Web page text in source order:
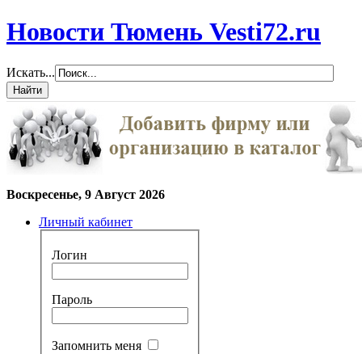
Новости Тюмень Vesti72.ru
Искать...
Воскресенье, 9 Август 2026
Личный кабинет
Логин
Пароль
Запомнить меня